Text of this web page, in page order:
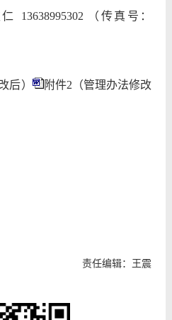
13638995302 （传真号：
后） 附件2（管理办法修改
责任编辑：王震